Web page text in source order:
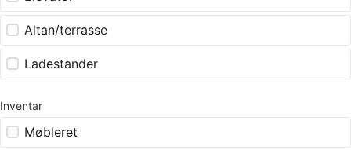
Altan/terrasse
Ladestander
Inventar
Møbleret